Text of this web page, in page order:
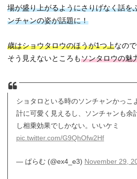
場が盛り上がるようにさりげなく話を
ンチャンの姿が話題に！
歳はショウタロウのほうが1つ上なの
そう見えないところもソンタロウの魅
ショタロといる時のソンチャンかっこ
計に可愛く見えるし、ソンチャンも余
し相乗効果でしかない。いいケミ
pic.twitter.com/G9QhOfw2Hf
— ぱらむ (@ex4_e3) November 29,